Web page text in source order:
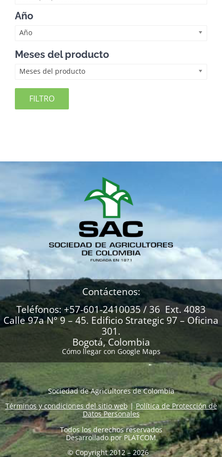
Año
Año
Meses del producto
Meses del producto
FILTRO
Contáctenos:
Teléfonos: +57-601-2410035 / 36 Ext. 4083
Calle 97a N° 9 – 45. Edificio Strategic 97 – Oficina
301.
Bogotá, Colombia
Cómo llegar con Google Maps
Sociedad de Agricultores de Colombia
Términos y condiciones del sitio web|Política de Protección de
Datos Personales
Todos los derechos reservados
Desarrollado por PLATCOM
© Copyright 2012 – 2026